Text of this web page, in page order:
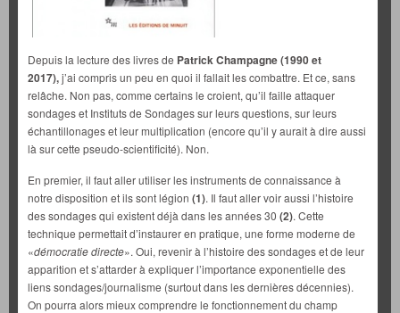
Depuis la lecture des livres de Patrick Champagne (1990 et
2017),j’ai compris un peu en quoi il fallait les combattre. Et ce, sans
relâche. Non pas, comme certains le croient, qu’il faille attaquer
sondages et Instituts de Sondages sur leurs questions, sur leurs
échantillonages et leur multiplication (encore qu’il y aurait à dire aussi
là sur cette pseudo-scientificité). Non.
En premier, il faut aller utiliser les instruments de connaissance à
notre disposition et ils sont légion (1). Il faut aller voir aussi l’histoire
des sondages qui existent déjà dans les années 30 (2). Cette
technique permettait d’instaurer en pratique, une forme moderne de
«démocratie directe». Oui, revenir à l’histoire des sondages et de leur
apparition et s’attarder à expliquer l’importance exponentielle des
liens sondages/journalisme (surtout dans les dernières décennies).
On pourra alors mieux comprendre le fonctionnement du champ